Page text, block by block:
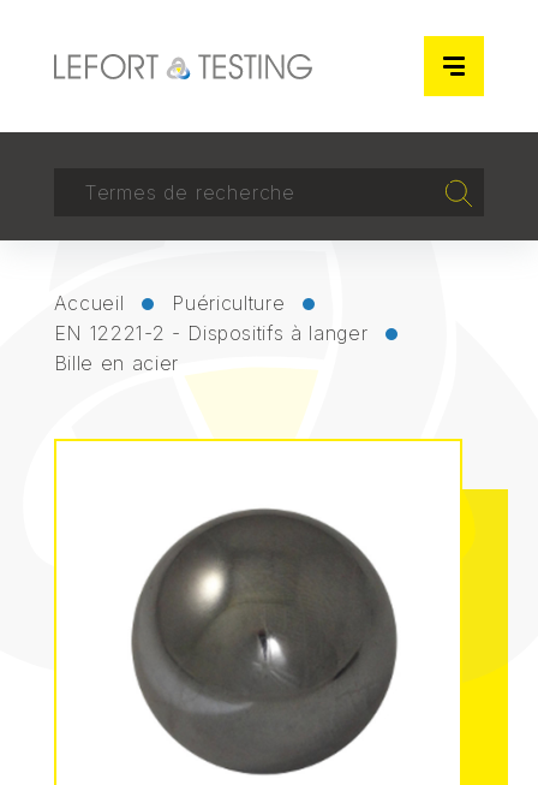
RECHERCHER
Accueil
Puériculture
EN 12221-2 - Dispositifs à langer
Bille en acier